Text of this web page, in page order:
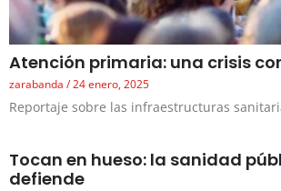
Atención primaria: una crisis
zarabanda 24 enero, 2025
Reportaje sobre las infraestructuras
Tocan en hueso: la sanidad
defiende